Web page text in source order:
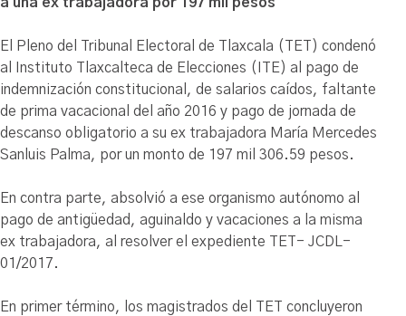
El Pleno del Tribunal Electoral de Tlaxcala (TET) condenó
al Instituto Tlaxcalteca de Elecciones (ITE) al pago de
indemnización constitucional, de salarios caídos, faltante
de prima vacacional del año 2016 y pago de jornada de
descanso obligatorio a su ex trabajadora María Mercedes
Sanluis Palma, por un monto de 197 mil 306.59 pesos.
En contra parte, absolvió a ese organismo autónomo al
pago de antigüedad, aguinaldo y vacaciones a la misma
ex trabajadora, al resolver el expediente TET- JCDL-
01/2017.
En primer término, los magistrados del TET concluyeron